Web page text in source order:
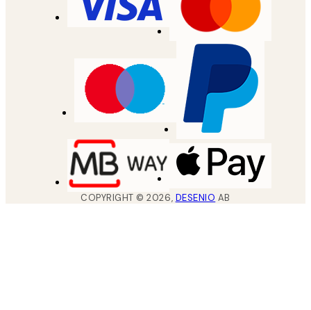
COPYRIGHT ©2026, DESENIO AB